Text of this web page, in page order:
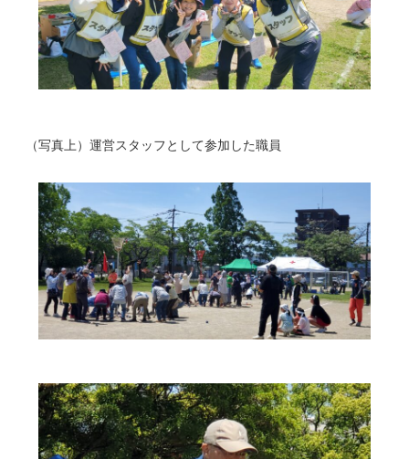
（写真上）運営スタッフとして参加した職員